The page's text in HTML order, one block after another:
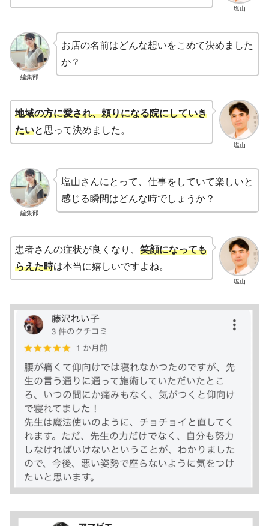
塩山
編集部
お店の名前はどんな想いをこめて決めました
か？
塩山
地域の方に愛され、頼りになる院にしていき
たいと思って決めました。
編集部
塩山さんにとって、仕事をしていて楽しいと
感じる瞬間はどんな時でしょうか？
塩山
患者さんの症状が良くなり、 笑顔になっても
らえた時は本当に嬉しいですよね。